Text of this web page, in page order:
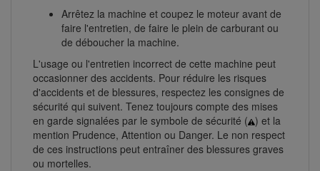
Arrêtez la machine et coupez le moteur avant de
faire l'entretien, de faire le plein de carburant ou
de déboucher la machine.
L'usage ou l'entretien incorrect de cette machine peut
occasionner des accidents. Pour réduire les risques
d'accidents et de blessures, respectez les consignes de
sécurité qui suivent. Tenez toujours compte des mises
en garde signalées par le symbole de sécurité ( ) et la
mention Prudence, Attention ou Danger. Le non respect
de ces instructions peut entraîner des blessures graves
ou mortelles.